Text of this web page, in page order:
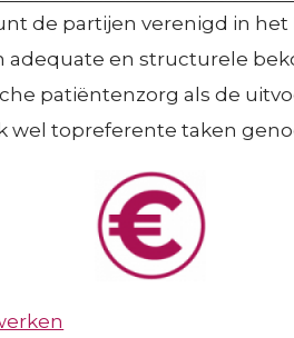
de partijen verenigd in het
adequate en structurele
patiëntenzorg als de
wel topreferente taken